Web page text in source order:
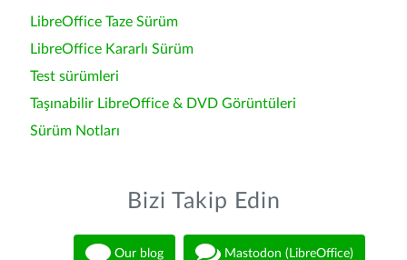
LibreOffice Taze Sürüm
LibreOffice Kararlı Sürüm
Test sürümleri
Taşınabilir LibreOffice & DVD Görüntüleri
Sürüm Notları
Bizi Takip Edin
Our blog Mastodon (LibreOffice)